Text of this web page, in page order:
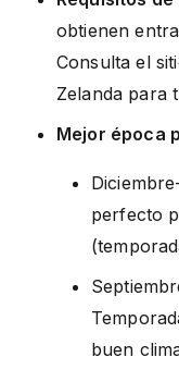
obtienen
Consulta el
Zelanda para
Mejor época
perfecto
buen